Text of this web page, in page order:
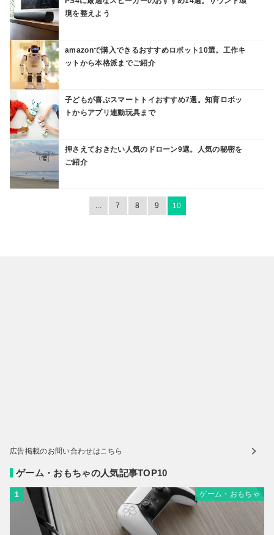
境を整えよう
amazonで購入できるおすすめロボット10選。工作キ
ットから本格派までご紹介
子どもが喜ぶスマートトイおすすめ7選。知育ロボッ
トからアプリ連動玩具まで
押さえておきたい人気のドローン9選。人気の秘密を
ご紹介
... 7 8 9 10
広告掲載のお問い合わせはこちら
ゲーム・おもちゃの人気記事TOP10
1 ゲーム・おもちゃ